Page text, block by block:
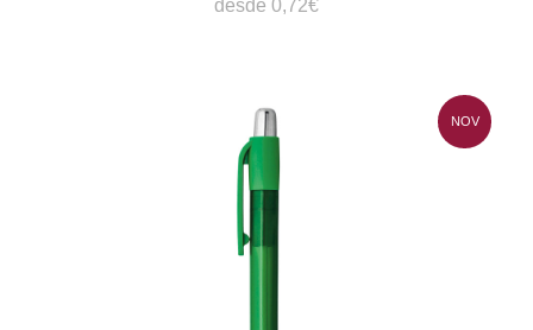
desde 0,72€
NOV